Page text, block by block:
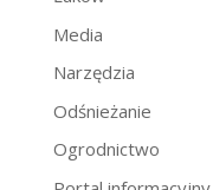
Media
Narzędzia
Odśnieżanie
Ogrodnictwo